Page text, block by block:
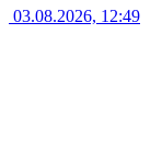
03.08.2026, 12:49